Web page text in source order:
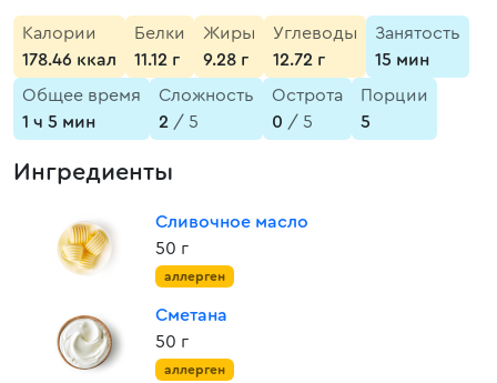
Калории
178.46 ккал
Белки
11.12 г
Жиры
9.28 г
Углеводы
12.72 г
Занятость
15 мин
Общее время
1 ч 5 мин
Сложность
2 / 5
Острота
0 / 5
Порции
5
Ингредиенты
Сливочное масло
50 г
аллерген
Сметана
50 г
аллерген